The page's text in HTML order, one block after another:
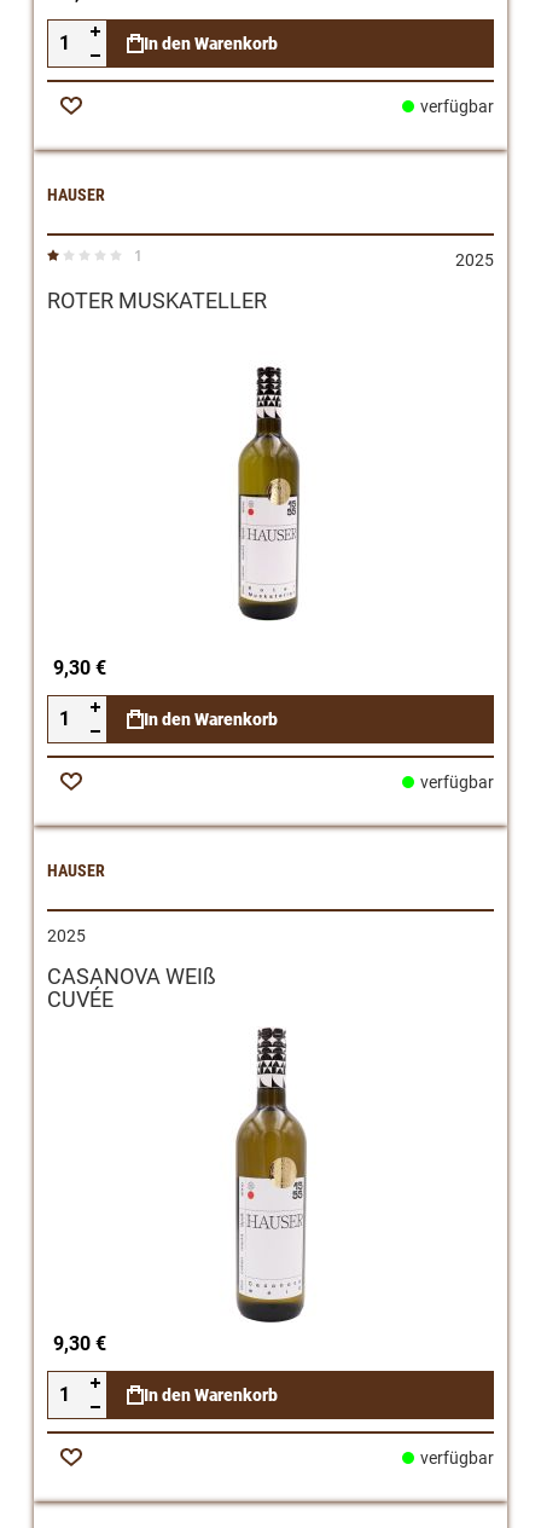
In den Warenkorb
Zur
verfügbar
HAUSER
Bewertung: 1 2025
ROTER MUSKATELLER
9,30 €
In den Warenkorb
Zur
verfügbar
HAUSER
2025
CASANOVA WEIß
CUVÉE
9,30 €
In den Warenkorb
Zur
verfügbar